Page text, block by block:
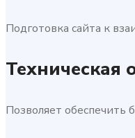
Подготовка сайта к
Техническая
Позволяет